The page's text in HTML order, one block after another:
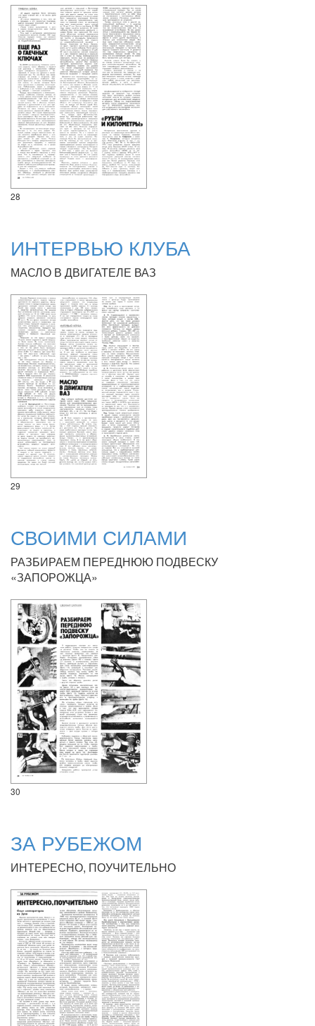
28
ИНТЕРВЬЮ КЛУБА
МАСЛО В ДВИГАТЕЛЕ ВАЗ
29
СВОИМИ СИЛАМИ
РАЗБИРАЕМ ПЕРЕДНЮЮ ПОДВЕСКУ
«ЗАПОРОЖЦА»
30
ЗА РУБЕЖОМ
ИНТЕРЕСНО, ПОУЧИТЕЛЬНО